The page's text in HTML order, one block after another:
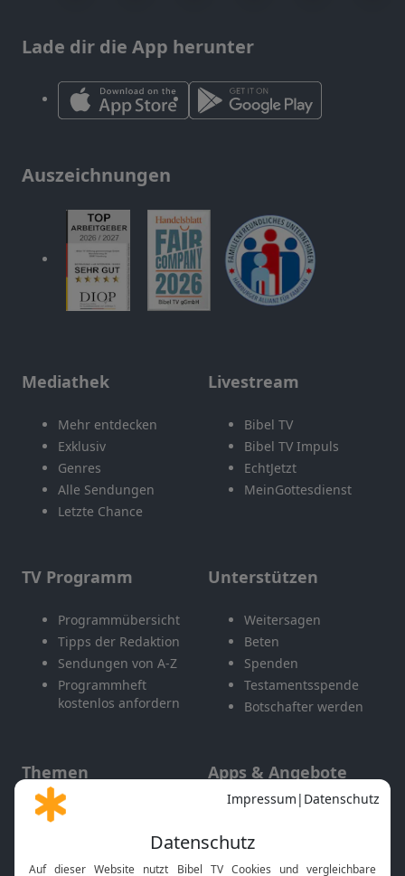
Lade dir die App herunter
Auszeichnungen
Mediathek
Mehr entdecken
Exklusiv
Genres
Alle Sendungen
Letzte Chance
Livestream
Bibel TV
Bibel TV Impuls
EchtJetzt
MeinGottesdienst
TV Programm
Programmübersicht
Tipps der Redaktion
Sendungen von A-Z
Programmheft
kostenlos anfordern
Unterstützen
Weitersagen
Beten
Spenden
Testamentsspende
Botschafter werden
Themen
Gott und Bibel erklärt
Apps & Angebote
Mobile App